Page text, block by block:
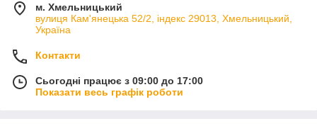
м. Хмельницький
вулиця Кам'янецька 52/2, індекс 29013, Хмельницький,
Україна
Контакти
Сьогодні працює з 09:00 до 17:00
Показати весь графік роботи